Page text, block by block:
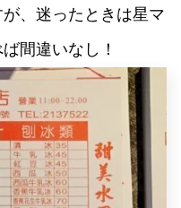
、迷ったときは星マ
間違いなし！